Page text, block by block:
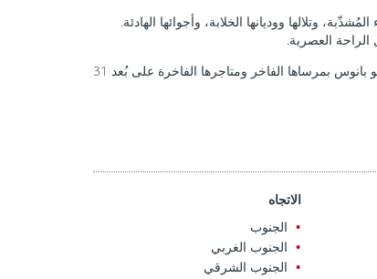
وتلالها ووديانها الخلابة، وأجوائها الهادئة.
الراحة العصرية.
يوفر المنزل مواصلات مريحة إلى أفضل مناطق كوستا ديل سول. تقع شواطئ ميخاس كوستا على بُعد حوالي 9 كم، وماربيا على بُعد 24 كم، وبويرتو بانوس بمرساها الفاخر ومتاجرها الفاخرة على بُعد 31
الاتجاه
الجنوب
الجنوب الغربي
الجنوب الشرقي